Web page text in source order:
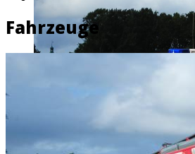
Fahrzeuge